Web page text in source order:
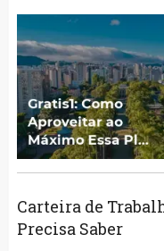
Carteira de
Precisa Saber